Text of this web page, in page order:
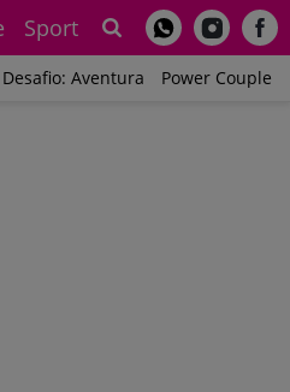
Sport
Desafio: Aventura Power Couple